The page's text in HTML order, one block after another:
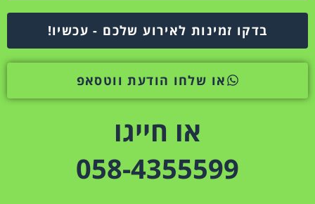
בדקו זמינות לאירוע שלכם - עכשיו!
או שלחו הודעת ווטסאפ
או חייגו
058-4355599